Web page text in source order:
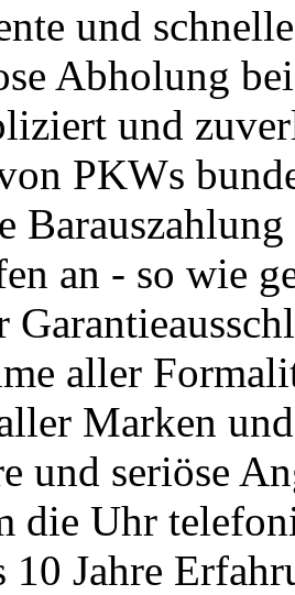
und
Abholung
und
PKWs
an - so wie
aller
Marken
und seriöse
die Uhr
10 Jahre